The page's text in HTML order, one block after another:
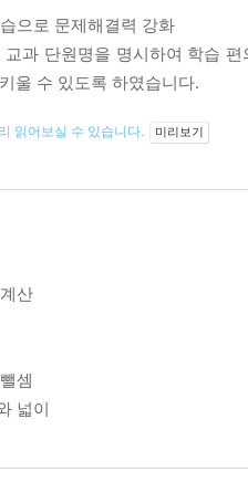
으로 문제해결력 강화
과 단원명을 명시하여 학습
울 수 있도록 하였습니다.
읽어보실 수 있습니다. 미리보기
산
셈
넓이